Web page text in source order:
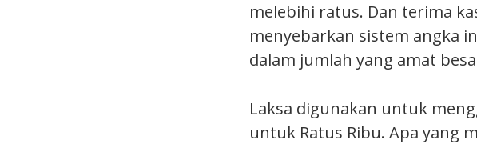
melebihi ratus. Dan terima
menyebarkan sistem angka
dalam jumlah yang amat
Laksa digunakan untuk
untuk Ratus Ribu. Apa yang